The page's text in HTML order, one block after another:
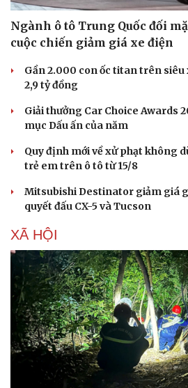
Doanh nghiệp
Thông tin doanh nghiệp
Doanh nghiệp 24h
Doanh nhân
Vì cộng đồng
Tin
Trải
Ngành ô tô Trung Quốc đối
cuộc chiến giảm giá xe điện
Gần 2.000 con ốc titan trên siêu
2,9 tỷ đồng
Giải thưởng Car Choice Awards
mục Dấu ấn của năm
Quy định mới về xử phạt không
trẻ em trên ô tô từ 15/8
Mitsubishi Destinator giảm giá
quyết đấu CX-5 và Tucson
XÃ HỘI